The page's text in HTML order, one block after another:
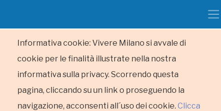
Informativa cookie: Vivere Milano si avvale di
cookie per le finalità illustrate nella nostra
informativa sulla privacy. Scorrendo questa
pagina, cliccando su un link o proseguendo la
navigazione, acconsenti all´uso dei cookie. Clicca